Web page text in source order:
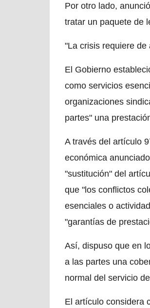
Por otro lado,
tratar un paquete de
"La crisis requiere de
El Gobierno
como servicios
organizaciones
partes" una
A través del artículo
económica
"sustitución" del
que "los conflictos
esenciales o
"garantías de
Así, dispuso que en
a las partes una
normal del servicio
El artículo considera